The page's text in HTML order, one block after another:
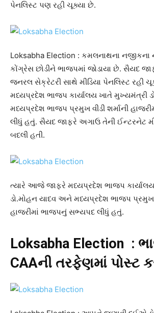
પેનલિસ્ટ પણ રહી ચૂક્યા છે.
Loksabha Election : કમલનાથના
કોંગ્રેસ છોડીને ભાજપમાં જોડાયા છે. સૈયદ
જનરલ સેક્રેટરી સાથે મીડિયા પેનલિસ્ટ
મધ્યપ્રદેશ ભાજપ કાર્યાલય ખાતે મુખ્યમંત્રી
મધ્યપ્રદેશ ભાજપ પ્રમુખ વીડી શર્માની
લીધું હતું. સૈયદ જાફરે અગાઉ તેની ઈન્ટરનેટ
બદલી હતી.
ત્યારે આજે જાફરે મધ્યપ્રદેશ ભાજપ
ડો.મોહન યાદવ અને મધ્યપ્રદેશ ભાજપ પ્રમુખ
હાજરીમાં ભાજપનું સભ્યપદ લીધું હતું.
Loksabha Election :
CAAની તરફેણમાં પોસ્ટ